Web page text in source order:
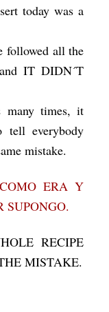
today was a
followed all the
IT DIDN´T
many times, it
tell everybody
mistake.
ERA Y
SUPONGO.
RECIPE
MISTAKE.